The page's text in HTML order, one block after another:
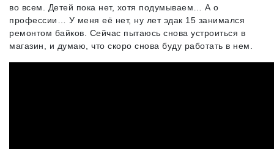
во всем. Детей пока нет, хотя подумываем… А о
профессии… У меня её нет, ну лет эдак 15 занимался
ремонтом байков. Сейчас пытаюсь снова устроиться в
магазин, и думаю, что скоро снова буду работать в нем.